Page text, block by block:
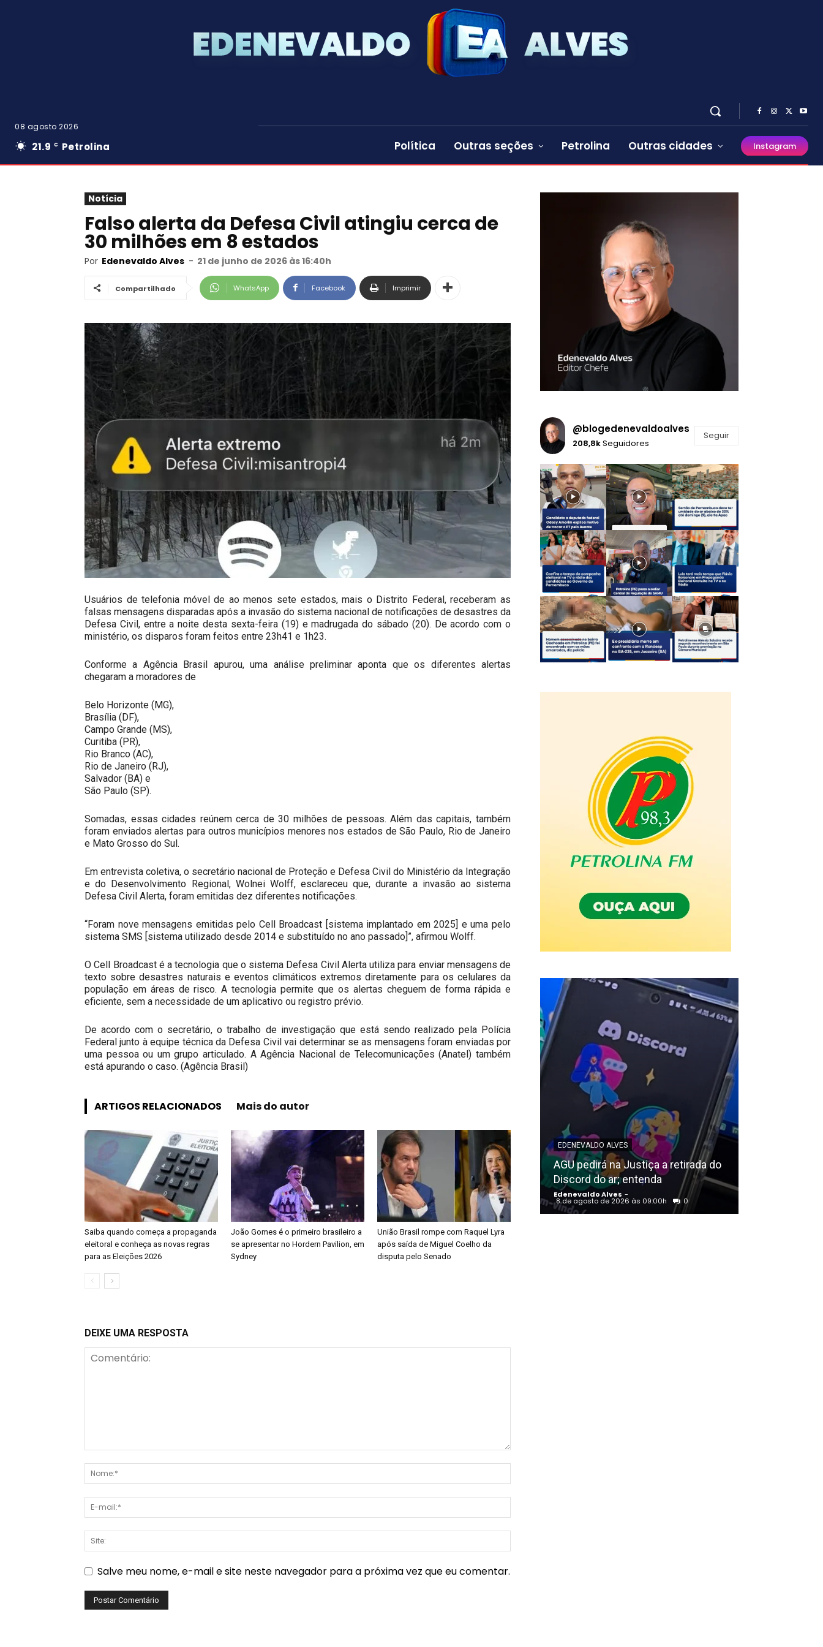
08 agosto 2026
21.9 C Petrolina Política Outras seções Petrolina Outras cidades Instagram
Notícia
Falso alerta da Defesa Civil atingiu cerca de
30 milhões em 8 estados
Por Edenevaldo Alves - 21 de junho de 2026 às 16:40h
Compartilhado WhatsApp Facebook Imprimir
Usuários de telefonia móvel de ao menos sete estados, mais o Distrito Federal, receberam as
falsas mensagens disparadas após a invasão do sistema nacional de notificações de desastres da
Defesa Civil, entre a noite desta sexta-feira (19) e madrugada do sábado (20). De acordo com o
ministério, os disparos foram feitos entre 23h41 e 1h23.
Conforme a Agência Brasil apurou, uma análise preliminar aponta que os diferentes alertas
chegaram a moradores de
Belo Horizonte (MG),
Brasília (DF),
Campo Grande (MS),
Curitiba (PR),
Rio Branco (AC),
Rio de Janeiro (RJ),
Salvador (BA) e
São Paulo (SP).
Somadas, essas cidades reúnem cerca de 30 milhões de pessoas. Além das capitais, também
foram enviados alertas para outros municípios menores nos estados de São Paulo, Rio de Janeiro
e Mato Grosso do Sul.
Em entrevista coletiva, o secretário nacional de Proteção e Defesa Civil do Ministério da Integração
e do Desenvolvimento Regional, Wolnei Wolff, esclareceu que, durante a invasão ao sistema
Defesa Civil Alerta, foram emitidas dez diferentes notificações.
“Foram nove mensagens emitidas pelo Cell Broadcast [sistema implantado em 2025] e uma pelo
sistema SMS [sistema utilizado desde 2014 e substituído no ano passado]”, afirmou Wolff.
O Cell Broadcast é a tecnologia que o sistema Defesa Civil Alerta utiliza para enviar mensagens de
texto sobre desastres naturais e eventos climáticos extremos diretamente para os celulares da
população em áreas de risco. A tecnologia permite que os alertas cheguem de forma rápida e
eficiente, sem a necessidade de um aplicativo ou registro prévio.
De acordo com o secretário, o trabalho de investigação que está sendo realizado pela Polícia
Federal junto à equipe técnica da Defesa Civil vai determinar se as mensagens foram enviadas por
uma pessoa ou um grupo articulado. A Agência Nacional de Telecomunicações (Anatel) também
está apurando o caso. (Agência Brasil)
ARTIGOS RELACIONADOS Mais do autor
Saiba quando começa a propaganda
eleitoral e conheça as novas regras
para as Eleições 2026
João Gomes é o primeiro brasileiro a
se apresentar no Hordern Pavilion, em
Sydney
União Brasil rompe com Raquel Lyra
após saída de Miguel Coelho da
disputa pelo Senado
DEIXE UMA RESPOSTA
Salve meu nome, e-mail e site neste navegador para a próxima vez que eu comentar.
@blogedenevaldoalves
208,8kSeguidores
Seguir
EDENEVALDO ALVES
AGU pedirá na Justiça a retirada do
Discord do ar; entenda
Edenevaldo Alves -
8 de agosto de 2026 às 09:00h 0